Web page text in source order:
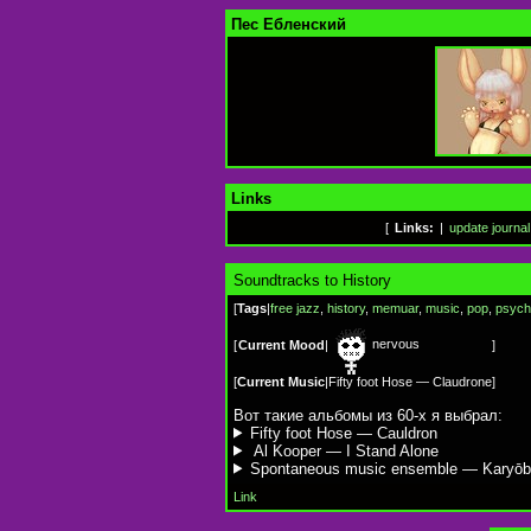
Пес Ебленский
Links
[ Links: update journal
Soundtracks to History
[Tags|free jazz history, memuar, music pop
[Current Mood| nervous ]
[Current Music|Fifty foot Hose — Claudrone]
Вот такие альбомы из 60-х я выбрал:
Fifty foot Hose — Cauldron
Al Kooper — I Stand Alone
Spontaneous music ensemble —
Link